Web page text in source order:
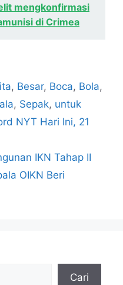
mengkonfirmasi
di Crimea
, Besar, Boca, Bola,
, Sepak, untuk
NYT Hari Ini, 21
IKN Tahap II
OIKN Beri
Cari